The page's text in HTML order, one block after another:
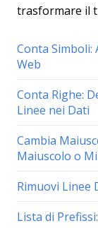
trasformare il
Conta Simboli:
Web
Conta Righe:
Linee nei Dati
Cambia
Maiuscolo o
Rimuovi Linee
Lista di